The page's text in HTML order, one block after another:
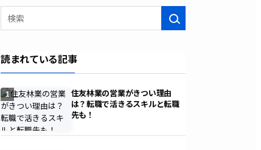
検索
読まれている記事
1
住友林業の営業がきつい理由
は？転職で活きるスキルと転職
先も！